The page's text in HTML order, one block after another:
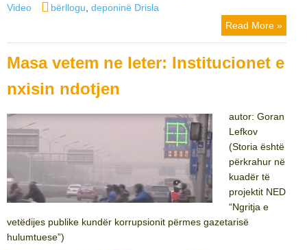
on
Video
Tags
bërllogu deponinë Drisla
Read More »
Masa vetem ne leter: Institucionet e
nxisin ndotjen
autor: Goran
Lefkov
(Storia është
përkrahur në
kuadër të
projektit NED
“Ngritja e
vetëdijes publike kundër korrupsionit përmes gazetarisë
hulumtuese”)